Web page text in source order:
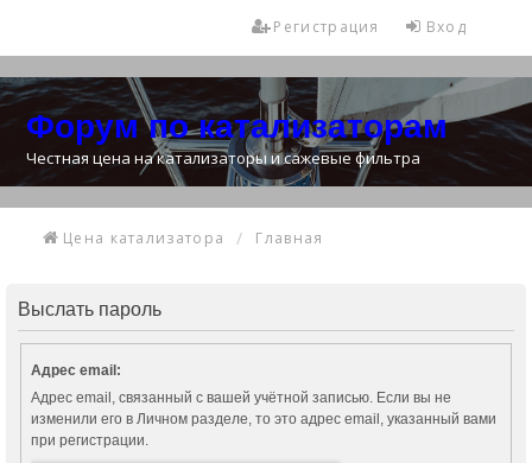
Вход
Регистрация
Форум по катализаторам
Честная цена на катализаторы и сажевые фильтра
Цена катализатора Главная
Выслать пароль
Адрес email:
Адрес email, связанный с вашей учётной записью. Если вы не
изменили его в Личном разделе, то это адрес email, указанный вами
при регистрации.